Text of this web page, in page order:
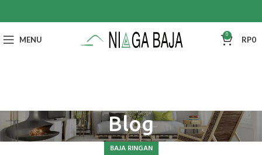
MENU 0 RP0
Blog
BAJA RINGAN